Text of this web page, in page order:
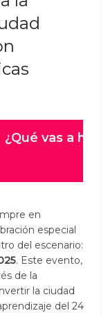
en
especial
del escenario:
. Este evento,
de la
la ciudad
del 24